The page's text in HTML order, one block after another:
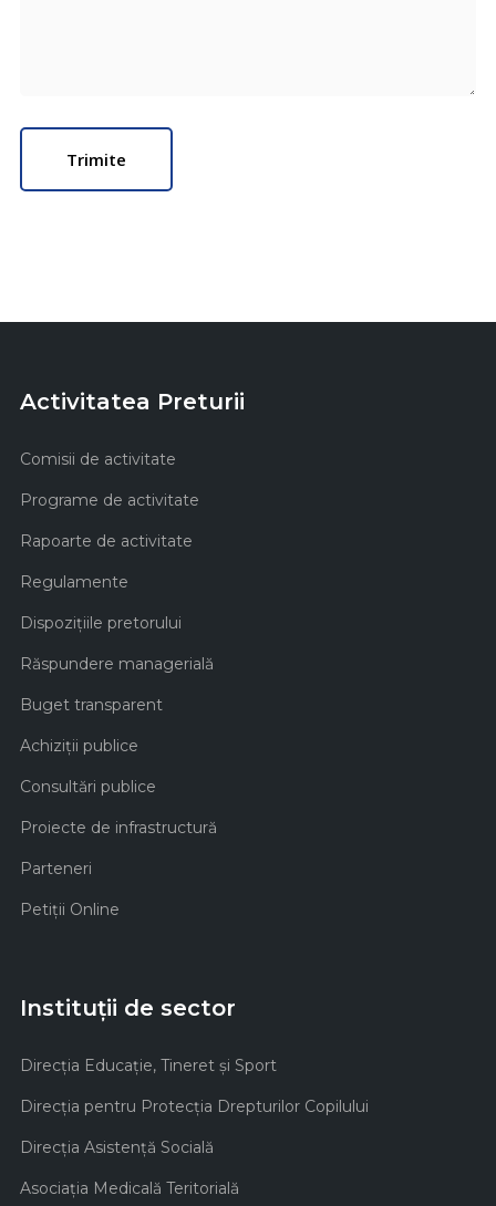
Activitatea Preturii
Comisii de activitate
Programe de activitate
Rapoarte de activitate
Regulamente
Dispozițiile pretorului
Răspundere managerială
Buget transparent
Achiziţii publice
Consultări publice
Proiecte de infrastructură
Parteneri
Petiții Online
Instituții de sector
Direcţia Educaţie, Tineret şi Sport
Direcţia pentru Protecţia Drepturilor Copilului
Direcţia Asistenţă Socială
Asociaţia Medicală Teritorială